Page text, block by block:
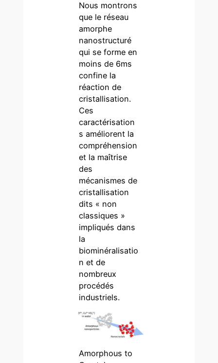
Nous montrons
que le réseau
amorphe
nanostructuré
qui se forme en
moins de 6ms
confine la
réaction de
cristallisation.
Ces
caractérisation
s améliorent la
compréhension
et la maîtrise
des
mécanismes de
cristallisation
dits « non
classiques »
impliqués dans
la
biominéralisatio
n et de
nombreux
procédés
industriels.
Amorphous to